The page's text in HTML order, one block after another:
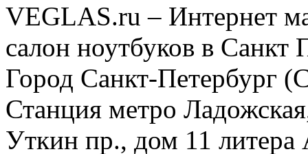
VEGLAS.ru – Интернет
салон ноутбуков в Санкт
Город Санкт-Петербург
Станция метро
Уткин пр., дом 11